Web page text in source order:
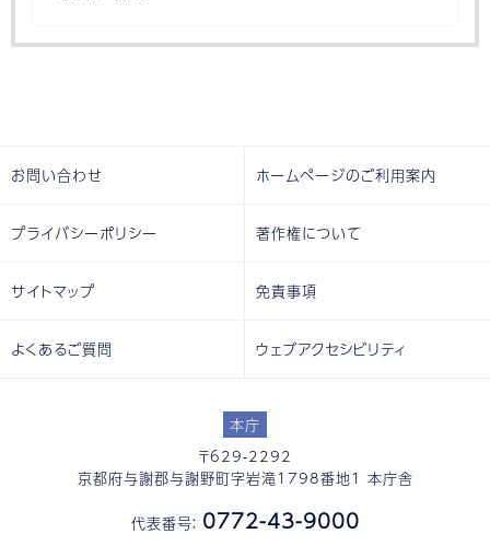
本庁
〒629-2292
京都府与謝郡与謝野町字岩滝1798番地1 本庁舎
代表番号： 0772-43-9000
お問い合わせ ホームページのご利用案内
プライバシーポリシー 著作権について
サイトマップ 免責事項
よくあるご質問 ウェブアクセシビリティ